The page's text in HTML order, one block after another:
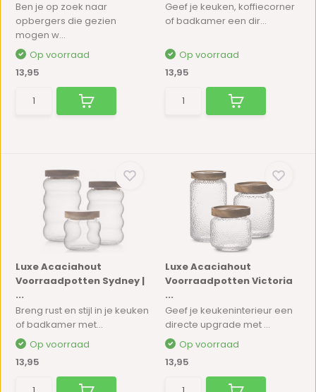
Ben je op zoek naar
opbergers die gezien
mogen w...
Op voorraad
13,95
Geef je keuken, koffiecorner
of badkamer een dir...
Op voorraad
13,95
Luxe Acaciahout
Voorraadpotten Sydney |
...
Breng rust en stijl in je keuken
of badkamer met...
Op voorraad
13,95
Luxe Acaciahout
Voorraadpotten Victoria
...
Geef je keukeninterieur een
directe upgrade met ...
Op voorraad
13,95